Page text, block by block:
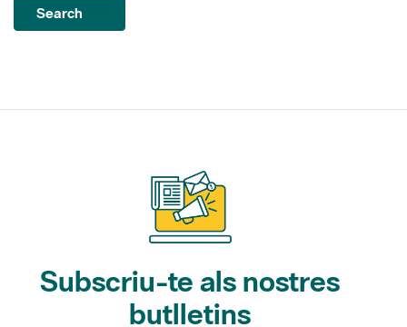
Subscriu-te als nostres
butlletins
Gaudim als Parcs (activitats)